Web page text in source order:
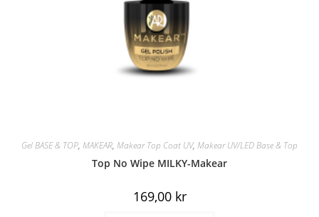
Gel BASE & TOP, MAKEAR, Makear Top Coat UV, Makear UV/LED Base & Top
Top No Wipe MILKY-Makear
169,00 kr